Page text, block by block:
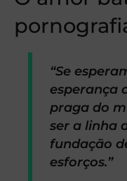
“Se
esperança
praga do
ser a linha
fundação
esforços.”